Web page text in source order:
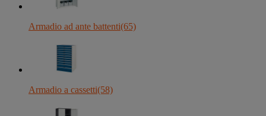
Armadio ad ante battenti(65)
Armadio a cassetti(58)